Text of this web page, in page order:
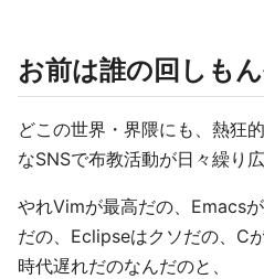
お前は誰の回しも
どこの世界・界隈にも、熱狂
なSNSで布教活動が日々繰り
やれVimが最高だの、Emacs
だの、Eclipseはクソだの、C
時代遅れだのなんだのと、